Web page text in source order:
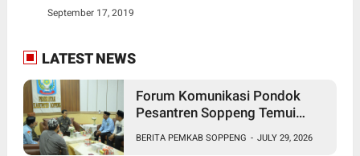
September 17, 2019
LATEST NEWS
Forum Komunikasi Pondok
Pesantren Soppeng Temui
BERITA PEMKAB SOPPENG - JULY 29, 2026